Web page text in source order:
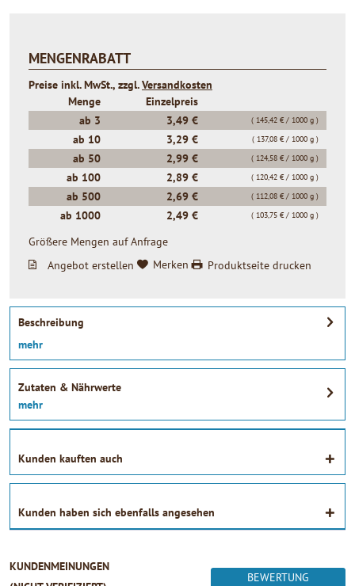
MENGENRABATT
Preise inkl. MwSt., zzgl.Versandkosten
Menge
Einzelpreis
ab 3 3,49 € ( 145,42 € / 1000 g )
ab 10 3,29 € ( 137,08 € / 1000 g )
ab 50 2,99 € ( 124,58 € / 1000 g )
ab 100 2,89 € ( 120,42 € / 1000 g )
ab 500 2,69 € ( 112,08 € / 1000 g )
ab 1000 2,49 € ( 103,75 € / 1000 g )
Größere Mengen auf Anfrage
Angebot erstellen
Merken Produktseite drucken
Beschreibung
mehr
Zutaten & Nährwerte
mehr
Kunden kauften auch
Kunden haben sich ebenfalls angesehen
KUNDENMEINUNGEN
BEWERTUNG